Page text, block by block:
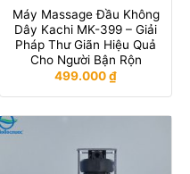
Máy Massage Đầu Không
Dây Kachi MK-399 – Giải
Pháp Thư Giãn Hiệu Quả
Cho Người Bận Rộn
499.000₫